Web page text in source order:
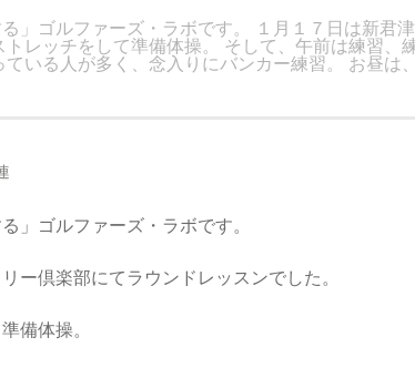
」ゴルファーズ・ラボです。 １月１７日は新君
レッチをして準備体操。 そして、午前は練習
いる人が多く、念入りにバンカー練習。 お昼は
」ゴルファーズ・ラボです。
ー倶楽部にてラウンドレッスンでした。
備体操。